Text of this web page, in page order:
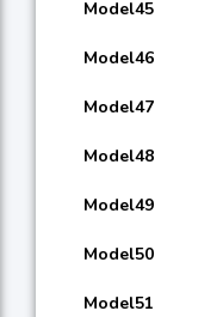
Model45
Model46
Model47
Model48
Model49
Model50
Model51